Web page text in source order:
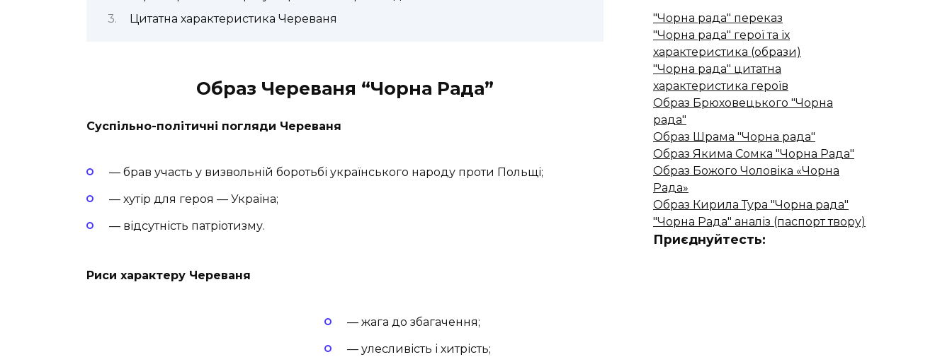
Цитатна характеристика Череваня
Образ Череваня “Чорна Рада”
Суспільно-політичні погляди Череваня
— брав участь у визвольній боротьбі українського народу проти Польщі;
— хутір для героя — Україна;
— відсутність патріотизму.
Риси характеру Череваня
— жага до збагачення;
— улесливість і хитрість;
"Чорна рада" переказ
"Чорна рада" герої та їх
характеристика (образи)
"Чорна рада" цитатна
характеристика героїв
Образ Брюховецького "Чорна
рада"
Образ Шрама "Чорна рада"
Образ Якима Сомка "Чорна Рада"
Образ Божого Чоловіка «Чорна
Рада»
Образ Кирила Тура "Чорна рада"
"Чорна Рада" аналіз (паспорт твору)
Приєднуйтесть: